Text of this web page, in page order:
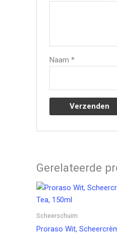
Naam*
Gerelateerde
Scheerschuim
Proraso Wit,